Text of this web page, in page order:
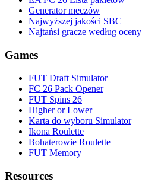
Generator meczów
Najwyższej jakości SBC
Najtańsi gracze według oceny
Games
FUT Draft Simulator
FC 26 Pack Opener
FUT Spins 26
Higher or Lower
Karta do wyboru Simulator
Ikona Roulette
Bohaterowie Roulette
FUT Memory
Resources